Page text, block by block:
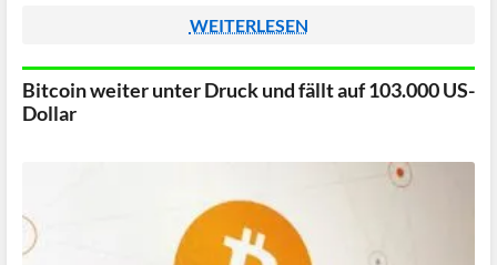
WEITERLESEN
Bitcoin weiter unter Druck und fällt auf 103.000 US-
Dollar